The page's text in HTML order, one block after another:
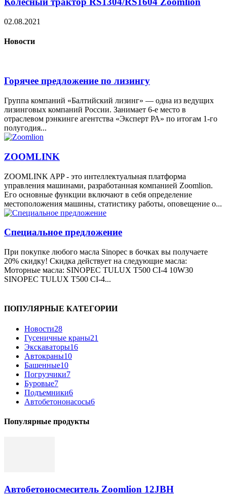
02.08.2021
Новости
Горячее предложение по лизингу
Группа компаний «Балтийский лизинг» — одна из ведущих
лизинговых компаний России. Занимает 6-е место в
отраслевом рэнкинге агентства «Эксперт РА» по итогам 1-го
полугодия...
ZOOMLINK
ZOOMLINK APP - это интеллектуальная платформа
управления машинами, разработанная компанией Zoomlion.
Его основные функции включают в себя определение
местоположения машины, статистику работы, оповещение о...
Специальное предложение
При покупке любого масла Sinopec в бочках вы получаете
20% скидку! Скидка действует на следующие масла:
Моторные масла: SINOPEC TULUX T500 CI-4 10W30
SINOPEC TULUX T500 CI-4...
ПОПУЛЯРНЫЕ КАТЕГОРИИ
Новости28
Гусеничные краны21
Экскаваторы16
Автокраны10
Башенные10
Погрузчики7
Буровые7
Подъемники6
Автобетононасосы6
Популярные продукты
Автобетоносмеситель Zoomlion 12JBH